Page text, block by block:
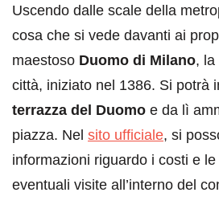
Uscendo dalle scale della
cosa che si vede davanti ai
maestoso Duomo di Milano, la
città, iniziato nel 1386. Si potrà
terrazza del Duomo e da lì
piazza. Nel sito ufficiale, si
informazioni riguardo i costi e
eventuali visite all’interno del